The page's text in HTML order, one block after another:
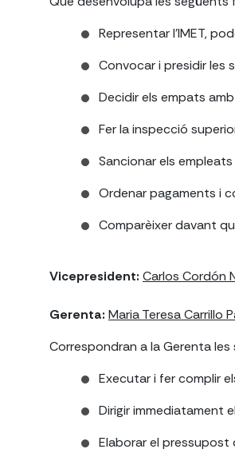
Representar l'IMET,
Convocar i presidir les
Decidir els empats
Fer la inspecció
Sancionar els empleats
Ordenar pagaments i
Comparèixer davant
Vicepresident: Carlos Cordón
Gerenta: Maria Teresa Carrillo
Correspondran a la Gerenta
Executar i fer complir
Dirigir immediatament
Elaborar el